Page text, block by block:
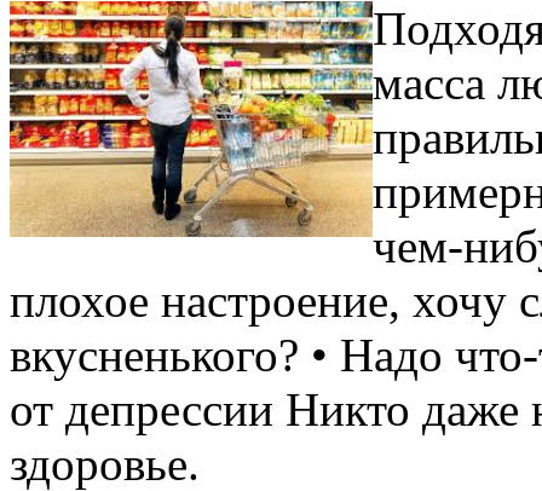
масса
чем-
плохое настроение, хочу
вкусненького? • Надо
от депрессии Никто даже
здоровье.